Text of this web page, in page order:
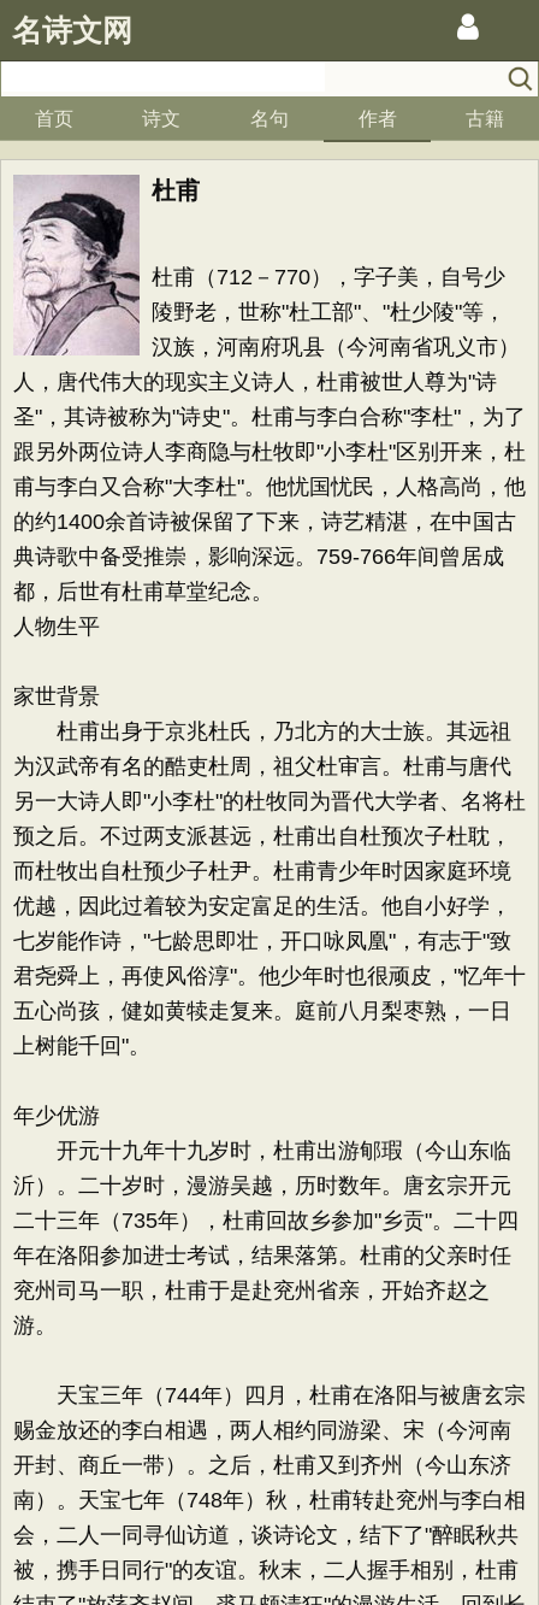
名诗文网
首页 诗文 名句 作者 古籍
杜甫
杜甫（712－770），字子美，自号少
陵野老，世称"杜工部"、"杜少陵"等，
汉族，河南府巩县（今河南省巩义市）
人，唐代伟大的现实主义诗人，杜甫被世人尊为"诗
圣"，其诗被称为"诗史"。杜甫与李白合称"李杜"，为了
跟另外两位诗人李商隐与杜牧即"小李杜"区别开来，杜
甫与李白又合称"大李杜"。他忧国忧民，人格高尚，他
的约1400余首诗被保留了下来，诗艺精湛，在中国古
典诗歌中备受推崇，影响深远。759-766年间曾居成
都，后世有杜甫草堂纪念。
人物生平
家世背景
杜甫出身于京兆杜氏，乃北方的大士族。其远祖
为汉武帝有名的酷吏杜周，祖父杜审言。杜甫与唐代
另一大诗人即"小李杜"的杜牧同为晋代大学者、名将杜
预之后。不过两支派甚远，杜甫出自杜预次子杜耽，
而杜牧出自杜预少子杜尹。杜甫青少年时因家庭环境
优越，因此过着较为安定富足的生活。他自小好学，
七岁能作诗，"七龄思即壮，开口咏凤凰"，有志于"致
君尧舜上，再使风俗淳"。他少年时也很顽皮，"忆年十
五心尚孩，健如黄犊走复来。庭前八月梨枣熟，一日
上树能千回"。
年少优游
开元十九年十九岁时，杜甫出游郇瑕（今山东临
沂）。二十岁时，漫游吴越，历时数年。唐玄宗开元
二十三年（735年），杜甫回故乡参加"乡贡"。二十四
年在洛阳参加进士考试，结果落第。杜甫的父亲时任
兖州司马一职，杜甫于是赴兖州省亲，开始齐赵之
游。
天宝三年（744年）四月，杜甫在洛阳与被唐玄宗
赐金放还的李白相遇，两人相约同游梁、宋（今河南
开封、商丘一带）。之后，杜甫又到齐州（今山东济
南）。天宝七年（748年）秋，杜甫转赴兖州与李白相
会，二人一同寻仙访道，谈诗论文，结下了"醉眠秋共
被，携手日同行"的友谊。秋末，二人握手相别，杜甫